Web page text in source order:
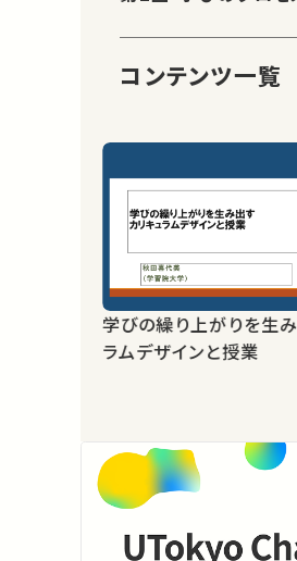
コンテンツ一覧
学びの繰り上がりを生
ラムデザインと授業